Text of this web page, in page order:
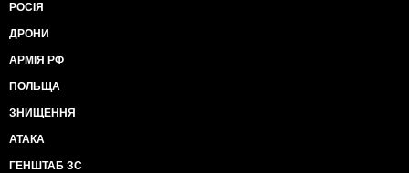
РОСІЯ
ДРОНИ
АРМІЯ РФ
ПОЛЬЩА
ЗНИЩЕННЯ
АТАКА
ГЕНШТАБ ЗС